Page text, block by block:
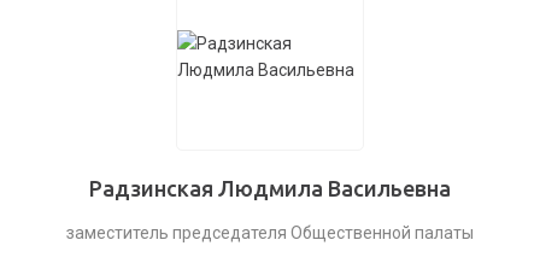
Радзинская Людмила Васильевна
заместитель председателя Общественной палаты